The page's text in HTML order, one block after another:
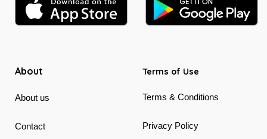
About
About us
Contact
Terms of Use
Terms & Conditions
Privacy Policy